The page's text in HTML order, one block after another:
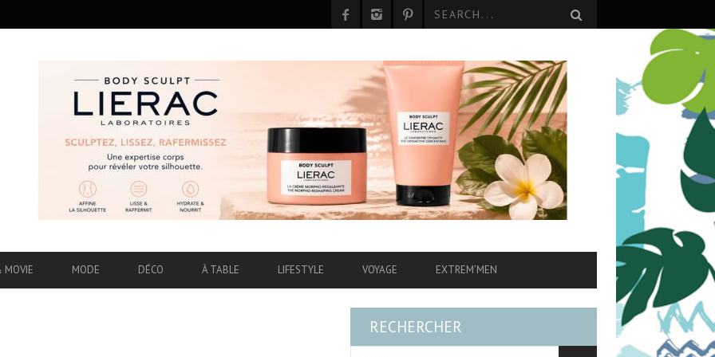
MOVIE MODE DÉCO À TABLE LIFESTYLE VOYAGE EXTREM’MEN
RECHERCHER